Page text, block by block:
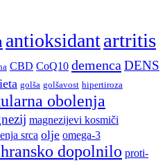
antioksidantartritis
CBD CoQ10 demencaDENS
golša golšavost hipertiroza
obolenja
magnezijevi kosmiči
srca olje omega-3
dopolnilo proti-